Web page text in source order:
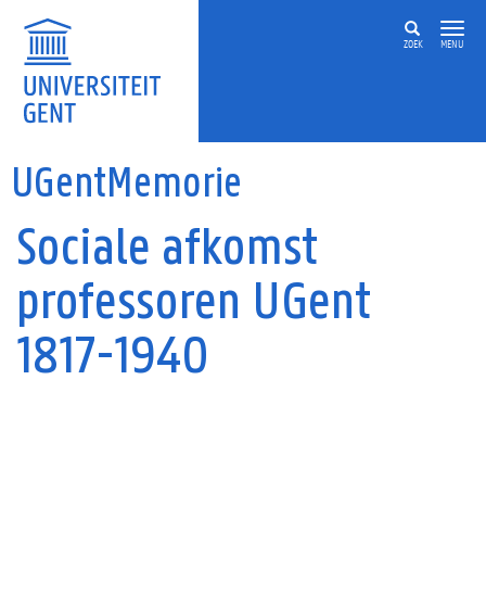
ZOEK MENU
UGentMemorie
Sociale afkomst
professoren UGent
1817-1940